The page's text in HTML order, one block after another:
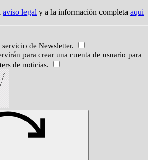
aviso legal y a la información completa aqui
de Newsletter.
para crear una cuenta de usuario para
de noticias.